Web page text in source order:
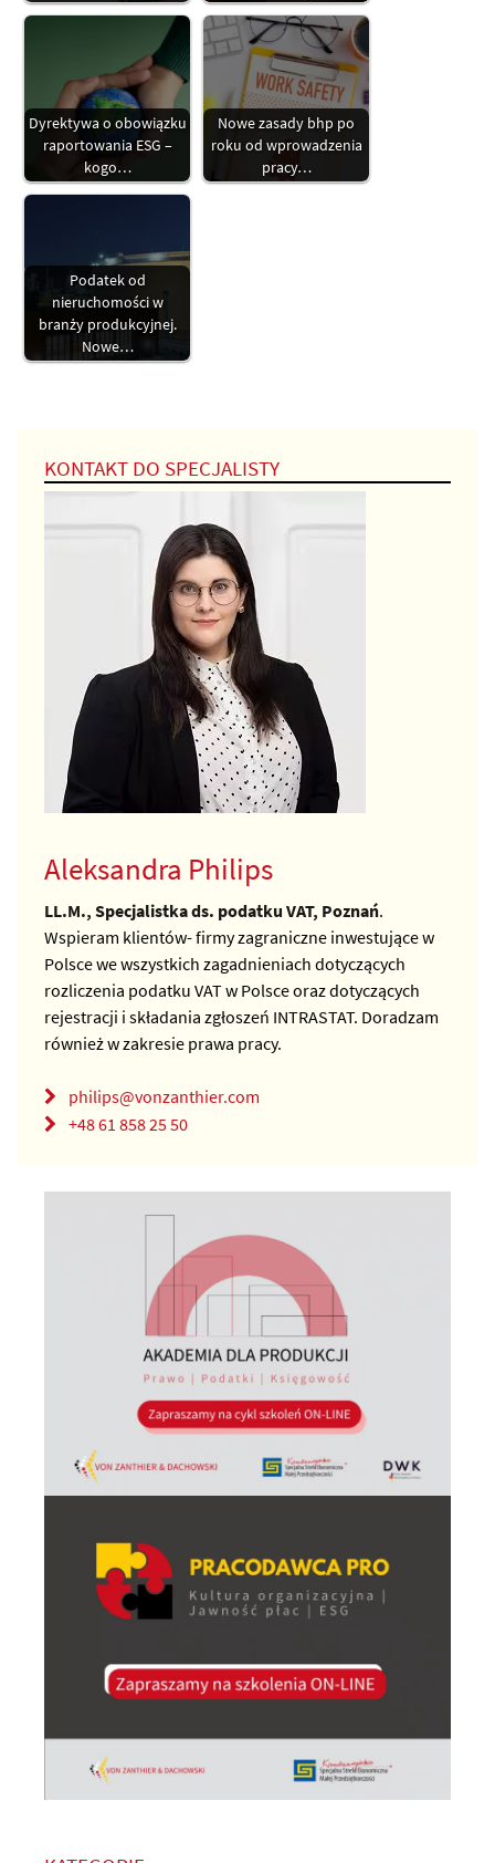
Dyrektywa o obowiązku
raportowania ESG –
kogo…
Nowe zasady bhp po
roku od wprowadzenia
pracy…
Podatek od
nieruchomości w
branży produkcyjnej.
Nowe…
KONTAKT DO SPECJALISTY
Aleksandra Philips
LL.M., Specjalistka ds. podatku VAT, Poznań.
Wspieram klientów- firmy zagraniczne inwestujące w
Polsce we wszystkich zagadnieniach dotyczących
rozliczenia podatku VAT w Polsce oraz dotyczących
rejestracji i składania zgłoszeń INTRASTAT. Doradzam
również w zakresie prawa pracy.
philips@vonzanthier.com
+48 61 858 25 50